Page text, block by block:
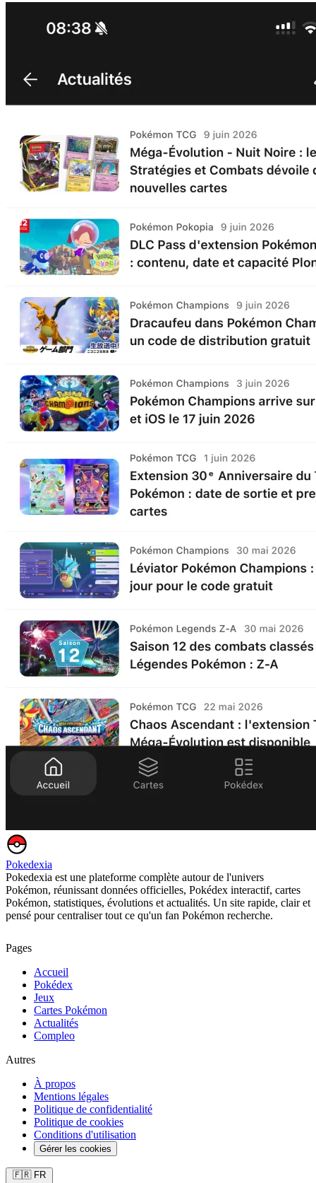
Pokedexia
Pokedexia est une plateforme complète autour de l'univers
Pokémon, réunissant données officielles, Pokédex interactif, cartes
Pokémon, statistiques, évolutions et actualités. Un site rapide, clair et
pensé pour centraliser tout ce qu'un fan Pokémon recherche.
Pages
Accueil
Pokédex
Jeux
Cartes Pokémon
Actualités
Compleo
Autres
À propos
Mentions légales
Politique de confidentialité
Politique de cookies
Conditions d'utilisation
Gérer les cookies